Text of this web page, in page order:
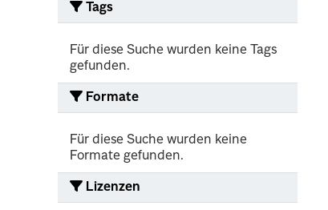
Tags
Für diese Suche wurden keine Tags
gefunden.
Formate
Für diese Suche wurden keine
Formate gefunden.
Lizenzen